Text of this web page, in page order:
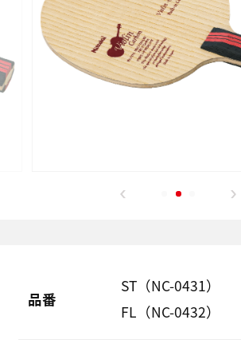
品番
ST（NC-0431）
FL（NC-0432）